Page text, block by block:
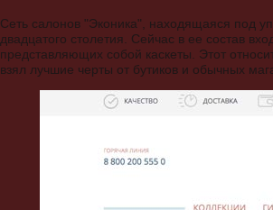
Сеть салонов "Эконика", находящаяся под
двадцатого столетия. Сейчас в ее состав
представляющих собой каскеты. Этот
взял лучшие черты от бутиков и обычных